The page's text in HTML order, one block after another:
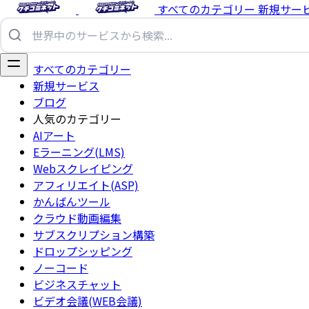
すべてのカテゴリー 新規サー
すべてのカテゴリー
新規サービス
ブログ
人気のカテゴリー
AIアート
Eラーニング(LMS)
Webスクレイピング
アフィリエイト(ASP)
かんばんツール
クラウド動画編集
サブスクリプション構築
ドロップシッピング
ノーコード
ビジネスチャット
ビデオ会議(WEB会議)